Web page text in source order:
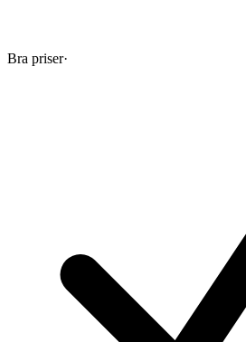
Bra priser·